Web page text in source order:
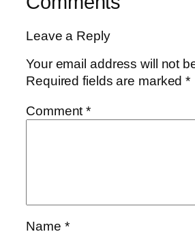
Leave a Reply
Your email address will not
Required fields are marked*
Comment*
Name *